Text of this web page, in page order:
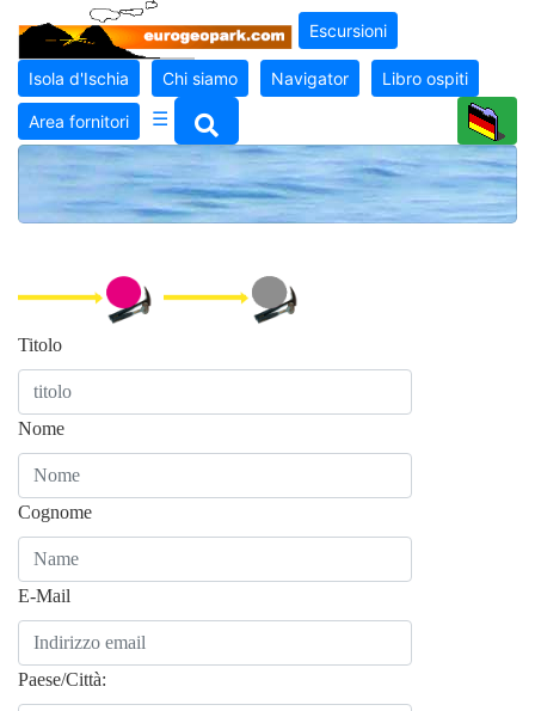
Escursioni
Isola d'Ischia Chi siamo Navigator Libro ospiti
Area fornitori ☰
Titolo
Nome
Cognome
E-Mail
Paese/Città: